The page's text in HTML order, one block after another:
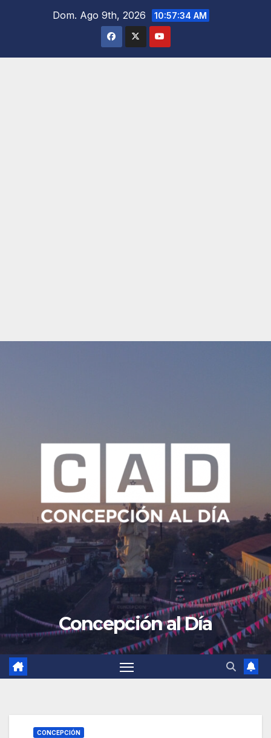
Dom. Ago 9th, 2026 10:57:36 AM
Concepción al Día
CONCEPCIÓN